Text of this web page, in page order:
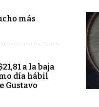
más
a la baja
día hábil
Gustavo